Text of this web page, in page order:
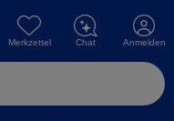
Merkzettel Chat Anmelden